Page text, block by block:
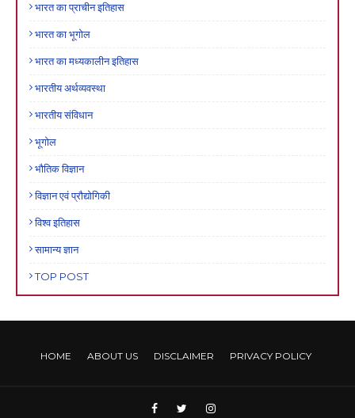
भारत का प्राचीन इतिहास
भारत का भूगोल
भारत का मध्यकालीन इतिहास
भारतीय अर्थव्यवस्था
भारतीय संविधान
भूगोल
भौतिक विज्ञान
विज्ञान एवं प्रौद्योगिकी
विश्व इतिहास
सामान्य ज्ञान
TOP POST
HOME ABOUT US DISCLAIMER PRIVACY POLICY